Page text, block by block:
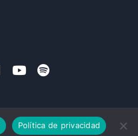
Política de privacidad